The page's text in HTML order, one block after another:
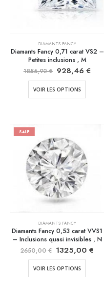
DIAMANTS FANCY
Diamants Fancy 0,71 carat VS2 –
Petites inclusions , M
1856,92€ 928,46 €
VOIR LES OPTIONS
SALE
DIAMANTS FANCY
Diamants Fancy 0,53 carat VVS1
– Inclusions quasi invisibles , N
2650,00€ 1325,00€
VOIR LES OPTIONS